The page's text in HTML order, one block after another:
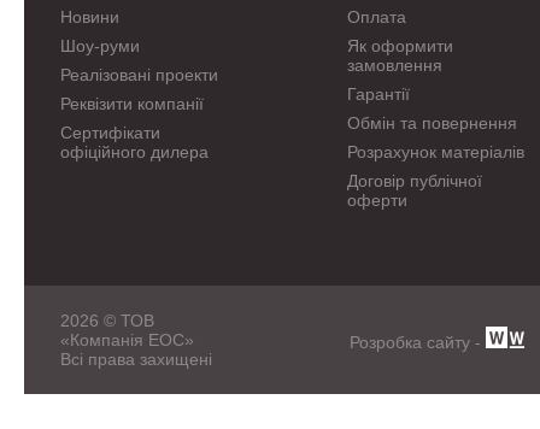
Новини
Шоу-руми
Реалізовані проекти
Реквізити компанії
Сертифікати
офіційного дилера
Оплата
Як оформити
замовлення
Гарантії
Обмін та повернення
Розрахунок матеріалів
Договір публічної
оферти
2026 © ТОВ
«Компанія ЕОС»
Всі права захищені
Розробка сайту -